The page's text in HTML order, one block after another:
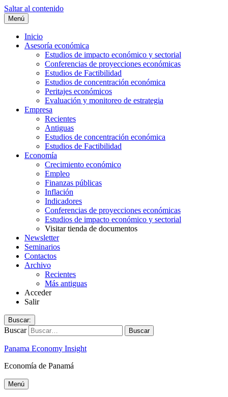
Saltar al contenido
Menú
Inicio
Asesoría económica
Estudios de impacto económico y sectorial
Conferencias de proyecciones económicas
Estudios de Factibilidad
Estudios de concentración económica
Peritajes económicos
Evaluación y monitoreo de estrategia
Empresa
Recientes
Antiguas
Estudios de concentración económica
Estudios de Factibilidad
Economía
Crecimiento económico
Empleo
Finanzas públicas
Inflación
Indicadores
Conferencias de proyecciones económicas
Estudios de impacto económico y sectorial
Visitar tienda de documentos
Newsletter
Seminarios
Contactos
Archivo
Recientes
Más antiguas
Acceder
Salir
Buscar:
Buscar
Panama Economy Insight
Economía de Panamá
Menú